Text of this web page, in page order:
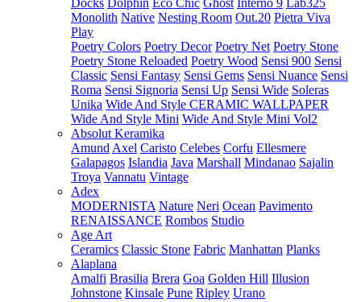
Docks Dolphin Eco Chic Ghost Interno 9 Lab325
Monolith Native Nesting Room Out.20 Pietra Viva
Play
Poetry Colors Poetry Decor Poetry Net Poetry Stone
Poetry Stone Reloaded Poetry Wood Sensi 900 Sensi
Classic Sensi Fantasy Sensi Gems Sensi Nuance Sensi
Roma Sensi Signoria Sensi Up Sensi Wide Soleras
Unika Wide And Style CERAMIC WALLPAPER
Wide And Style Mini Wide And Style Mini Vol2
Absolut Keramika
Amund Axel Caristo Celebes Corfu Ellesmere
Galapagos Islandia Java Marshall Mindanao Sajalin
Troya Vannatu Vintage
Adex
MODERNISTA Nature Neri Ocean Pavimento
RENAISSANCE Rombos Studio
Age Art
Ceramics Classic Stone Fabric Manhattan Planks
Alaplana
Amalfi Brasilia Brera Goa Golden Hill Illusion
Johnstone Kinsale Pune Ripley Urano